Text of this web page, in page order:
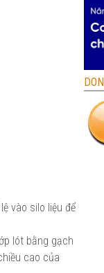
vào silo liệu để
lót bằng gạch
cao của